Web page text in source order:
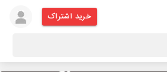
خرید اشتراک